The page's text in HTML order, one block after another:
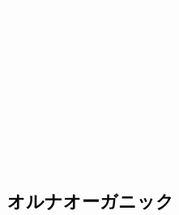
オルナオーガニック